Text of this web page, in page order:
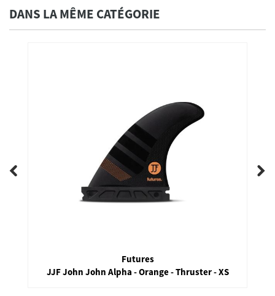
DANS LA MÊME CATÉGORIE
Futures
JJF John John Alpha - Orange - Thruster - XS